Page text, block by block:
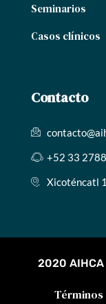
Seminarios
Casos clínicos
Contacto
+52 33
Xicoténcatl
2020
Términos